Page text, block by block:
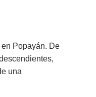
Popayán. De
una